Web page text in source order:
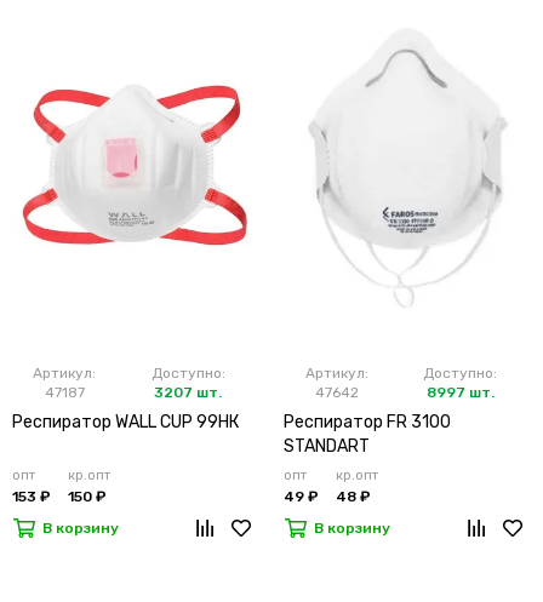
Артикул:
47187
Доступно:
3207 шт.
Респиратор WALL CUP 99HК
опт
153 ₽
кр.опт
150 ₽
В корзину
Артикул:
47642
Доступно:
8997 шт.
Респиратор FR 3100
STANDART
опт
49 ₽
кр.опт
48 ₽
В корзину